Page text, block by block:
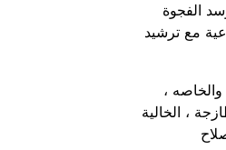
الفجوة
مع ترشيد
،
، الخالية